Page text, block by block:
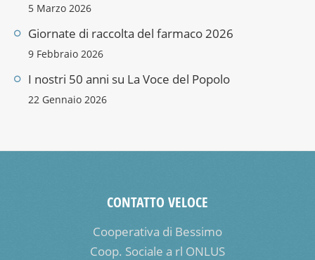
5 Marzo 2026
Giornate di raccolta del farmaco 2026
9 Febbraio 2026
I nostri 50 anni su La Voce del Popolo
22 Gennaio 2026
CONTATTO VELOCE
Cooperativa di Bessimo
Coop. Sociale a rl ONLUS